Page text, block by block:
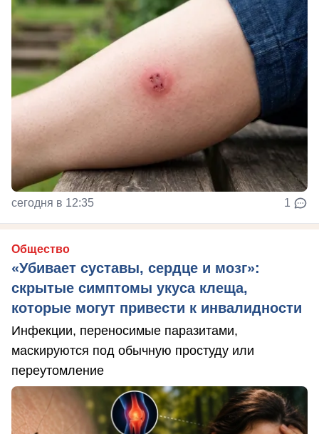
сегодня в 12:35 1
Общество
«Убивает суставы, сердце и мозг»:
скрытые симптомы укуса клеща,
которые могут привести к инвалидности
Инфекции, переносимые паразитами,
маскируются под обычную простуду или
переутомление